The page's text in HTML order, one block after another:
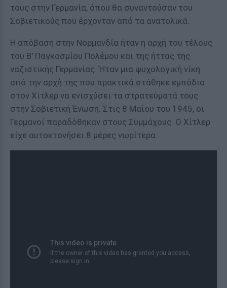
τους στην Γερμανία, όπου θα συναντούσαν του
Σοβιετικούς που έρχονταν από τα ανατολικά.
Η απόβαση στην Νορμανδία ήταν η αρχή του τέλους
του Β' Παγκοσμίου Πολέμου και της ήττας της
ναζιστικής Γερμανίας. Ήταν μια ψυχολογική νίκη
από την αρχή της που πρακτικά στάθηκε εμπόδιο
στον Χίτλερ να ενισχύσει τα στρατεύματά τους
στην Σοβιετική Ένωση. Στις 8 Μαΐου του 1945, οι
Γερμανοί παραδόθηκαν στους Συμμάχους. Ο Χίτλερ
είχε αυτοκτονήσει 8 μέρες νωρίτερα...